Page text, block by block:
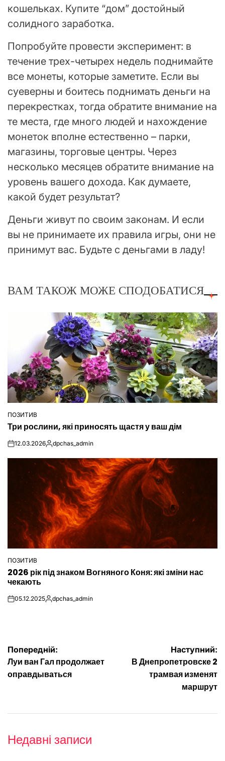
кошельках. Купите “дом” достойный
солидного заработка.
Попробуйте провести эксперимент: в
течение трех-четырех недель поднимайте
все монеты, которые заметите. Если вы
суеверны и боитесь поднимать деньги на
перекрестках, тогда обратите внимание на
те места, где много людей и нахождение
монеток вполне естественно – парки,
магазины, торговые центры. Через
несколько месяцев обратите внимание на
уровень вашего дохода. Как думаете,
какой будет результат?
Деньги живут по своим законам. И если
вы не принимаете их правила игры, они не
принимут вас. Будьте с деньгами в ладу!
ВАМ ТАКОЖ МОЖЕ СПОДОБАТИСЯ
ОПУБЛІКУВАТИ
ПОЗИТИВ
Три рослини, які приносять щастя у ваш дім
on12.03.2026Опубліковано
dpchas_admin
ОПУБЛІКУВАТИ
У
ПОЗИТИВ
2026 рік під знаком Вогняного Коня: які зміни нас
чекають
on05.12.2025Опубліковано
dpchas_admin
Навігація
записів
Попередній:
Луи ван Гал продолжает
оправдываться
Наступний:
В Днепропетровске 2
трамвая изменят
маршрут
Недавні записи